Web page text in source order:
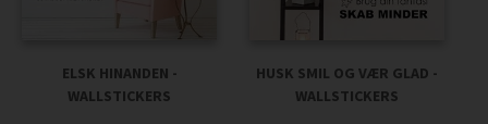
ELSK HINANDEN -
WALLSTICKERS
HUSK SMIL OG VÆR GLAD -
WALLSTICKERS